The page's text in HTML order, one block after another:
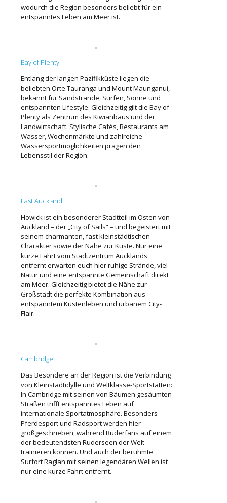
wodurch die Region besonders beliebt für ein
entspanntes Leben am Meer ist.
Bay of Plenty
Entlang der langen Pazifikküste liegen die
beliebten Orte Tauranga und Mount Maunganui,
bekannt für Sandstrände, Surfen, Sonne und
entspannten Lifestyle. Gleichzeitig gilt die Bay of
Plenty als Zentrum des Kiwianbaus und der
Landwirtschaft. Stylische Cafés, Restaurants am
Wasser, Wochenmärkte und zahlreiche
Wassersportmöglichkeiten prägen den
Lebensstil der Region.
East Auckland
Howick ist ein besonderer Stadtteil im Osten von
Auckland – der „City of Sails“ – und begeistert mit
seinem charmanten, fast kleinstädtischen
Charakter sowie der Nähe zur Küste. Nur eine
kurze Fahrt vom Stadtzentrum Aucklands
entfernt erwarten euch hier ruhige Strände, viel
Natur und eine entspannte Gemeinschaft direkt
am Meer. Gleichzeitig bietet die Nähe zur
Großstadt die perfekte Kombination aus
entspanntem Küstenleben und urbanem City-
Flair.
Cambridge
Das Besondere an der Region ist die Verbindung
von Kleinstadtidylle und Weltklasse-Sportstätten:
In Cambridge mit seinen von Bäumen gesäumten
Straßen trifft entspanntes Leben auf
internationale Sportatmosphäre. Besonders
Pferdesport und Radsport werden hier
großgeschrieben, während Ruderfans auf einem
der bedeutendsten Ruderseen der Welt
trainieren können. Und auch der berühmte
Surfort Raglan mit seinen legendären Wellen ist
nur eine kurze Fahrt entfernt.